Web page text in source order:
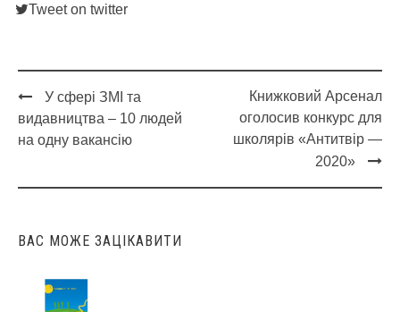
Tweet on twitter
Post
navigation
У сфері ЗМІ та
видавництва – 10 людей
на одну вакансію
Книжковий Арсенал
оголосив конкурс для
школярів «Антитвір —
2020»
ВАС МОЖЕ ЗАЦІКАВИТИ